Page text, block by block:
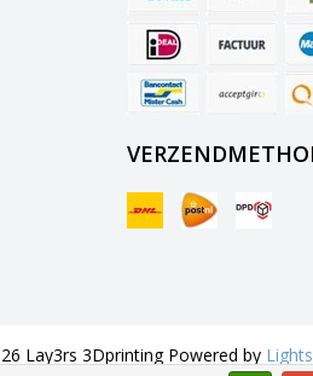
Lay3rs 3Dprinting Powered by